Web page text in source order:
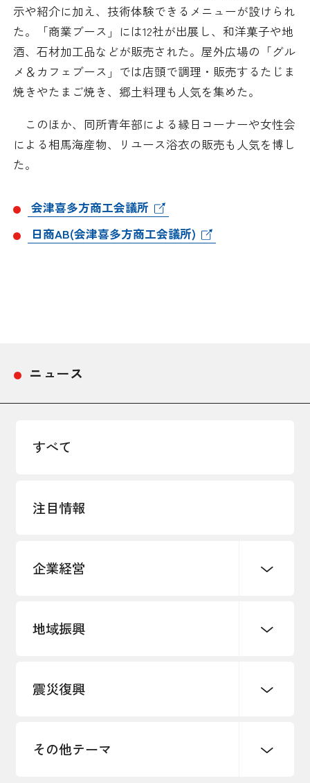
その他サービス
委員会・専門委員会
青年部・女性会
日商創立100周年宣言
情報公開
アクセス
示や紹介に加え、技術体験できるメニューが設けられ
た。「商業ブース」には12社が出展し、和洋菓子や地
酒、石材加工品などが販売された。屋外広場の「グル
メ＆カフェブース」では店頭で調理・販売するたじま
焼きやたまご焼き、郷土料理も人気を集めた。
このほか、同所青年部による縁日コーナーや女性会
による相馬海産物、リユース浴衣の販売も人気を博し
た。
会津喜多方商工会議所
日商AB(会津喜多方商工会議所)
ニュース
すべて
注目情報
企業経営
創業
事業承継・引継ぎ支援
雇用・労働・人材確保
地域振興
まちづくり
震災復興
令和６年能登半島地震関連
その他テーマ